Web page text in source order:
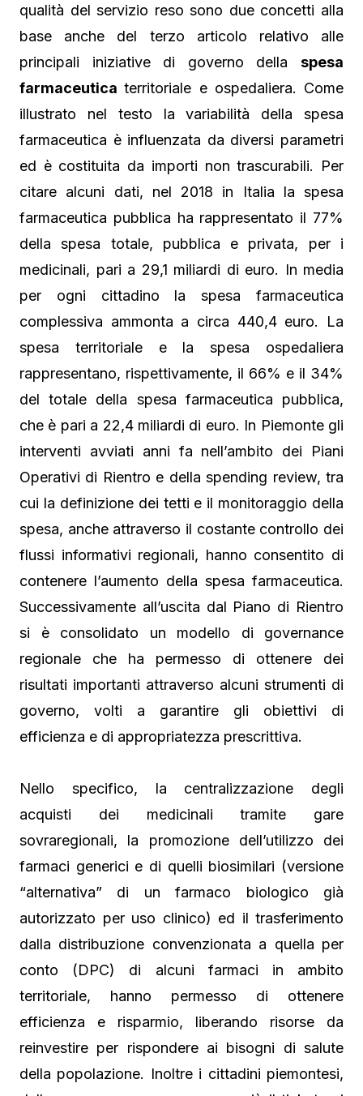
qualità del servizio reso sono due concetti alla
base anche del terzo articolo relativo alle
principali iniziative di governo della spesa
farmaceuticaterritoriale e ospedaliera. Come
illustrato nel testo la variabilità della spesa
farmaceutica è influenzata da diversi parametri
ed è costituita da importi non trascurabili. Per
citare alcuni dati, nel 2018 in Italia la spesa
farmaceutica pubblica ha rappresentato il 77%
della spesa totale, pubblica e privata, per i
medicinali, pari a 29,1 miliardi di euro. In media
per ogni cittadino la spesa farmaceutica
complessiva ammonta a circa 440,4 euro. La
spesa territoriale e la spesa ospedaliera
rappresentano, rispettivamente, il 66% e il 34%
del totale della spesa farmaceutica pubblica,
che è pari a 22,4 miliardi di euro. In Piemonte gli
interventi avviati anni fa nell’ambito dei Piani
Operativi di Rientro e della spending review, tra
cui la definizione dei tetti e il monitoraggio della
spesa, anche attraverso il costante controllo dei
flussi informativi regionali, hanno consentito di
contenere l’aumento della spesa farmaceutica.
Successivamente all’uscita dal Piano di Rientro
si è consolidato un modello di governance
regionale che ha permesso di ottenere dei
risultati importanti attraverso alcuni strumenti di
governo, volti a garantire gli obiettivi di
efficienza e di appropriatezza prescrittiva.
Nello specifico, la centralizzazione degli
acquisti dei medicinali tramite gare
sovraregionali, la promozione dell’utilizzo dei
farmaci generici e di quelli biosimilari (versione
“alternativa” di un farmaco biologico già
autorizzato per uso clinico) ed il trasferimento
dalla distribuzione convenzionata a quella per
conto (DPC) di alcuni farmaci in ambito
territoriale, hanno permesso di ottenere
efficienza e risparmio, liberando risorse da
reinvestire per rispondere ai bisogni di salute
della popolazione. Inoltre i cittadini piemontesi,